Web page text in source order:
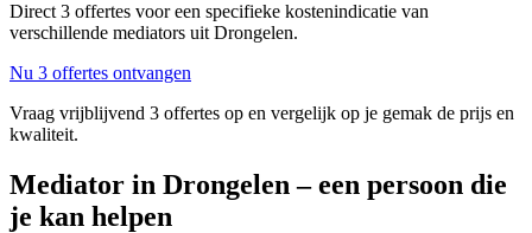
Direct 3 offertes voor een specifieke kostenindicatie van
verschillende mediators uit Drongelen.
Nu 3 offertes ontvangen
Vraag vrijblijvend 3 offertes op en vergelijk op je gemak de prijs en
kwaliteit.
Mediator in Drongelen – een persoon die
je kan helpen